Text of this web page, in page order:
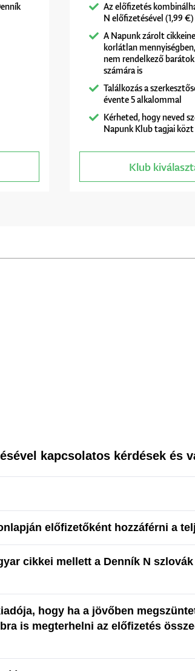
Az előfizetés
N előfizetésével (1,99 €)
A Napunk zárolt
korlátlan
nem rendelkező
számára is
Találkozás a
évente 5 alkalommal
Kérheted, hogy neved
Napunk Klub tagjai közt
Klub
kapcsolatos kérdések és
előfizetőként hozzáférni a
cikkei mellett a Denník N
hogy ha a jövőben
is megterhelni az előfizetés